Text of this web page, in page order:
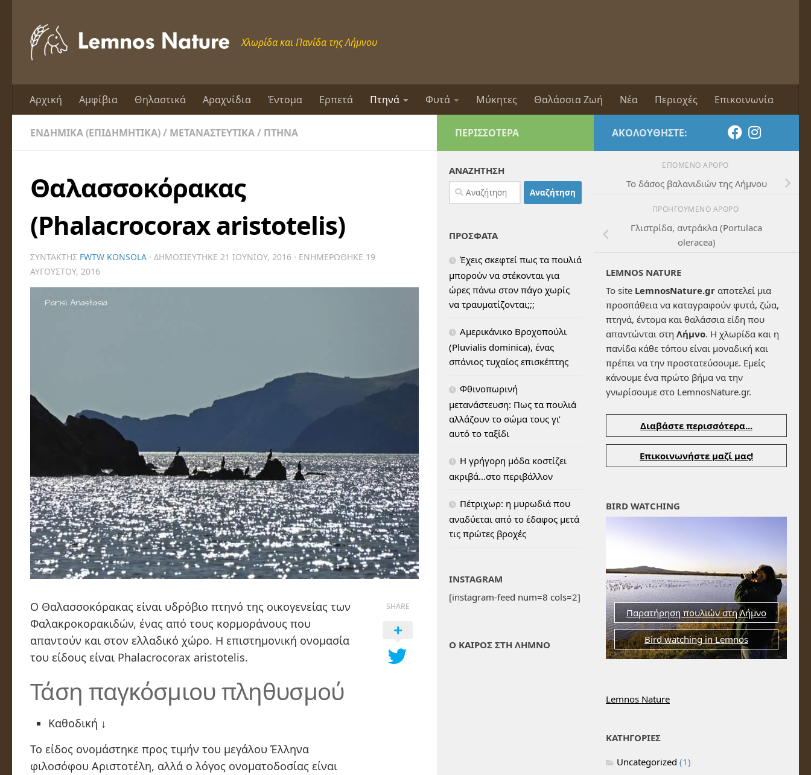
Χλωρίδα και Πανίδα της Λήμνου
Αρχική Αμφίβια Θηλαστικά Αραχνίδια Έντομα Ερπετά Πτηνά Φυτά Μύκητες Θαλάσσια Ζωή Νέα Περιοχές Επικοινωνία
ΕΝΔΗΜΙΚΆ (ΕΠΙΔΗΜΗΤΙΚΆ)/ ΜΕΤΑΝΑΣΤΕΥΤΙΚΆ/ ΠΤΗΝΆ
Θαλασσοκόρακας
(Phalacrocorax aristotelis)
ΣΥΝΤΆΚΤΗΣ FWTW KONSOLA · ΔΗΜΟΣΙΕΎΤΗΚΕ 21 ΙΟΥΝΊΟΥ, 2016 · ΕΝΗΜΕΡΏΘΗΚΕ 19
ΑΥΓΟΎΣΤΟΥ, 2016
Ο Θαλασσοκόρακας είναι υδρόβιο πτηνό της οικογενείας των
Φαλακροκορακιδών, ένας από τους κορμοράνους που
απαντούν και στον ελλαδικό χώρο. Η επιστημονική ονομασία
του είδους είναι Phalacrocorax aristotelis.
Τάση παγκόσμιου πληθυσμού
Καθοδική ↓
Το είδος ονομάστηκε προς τιμήν του μεγάλου Έλληνα
φιλοσόφου Αριστοτέλη, αλλά ο λόγος ονοματοδοσίας είναι
SHARE
ΑΚΟΛΟΥΘΉΣΤΕ:
ΕΠΌΜΕΝΟ ΆΡΘΡΟ
Το δάσος βαλανιδιών της Λήμνου
ΠΡΟΗΓΟΎΜΕΝΟ ΆΡΘΡΟ
Γλιστρίδα, αντράκλα (Portulaca
oleracea)
LEMNOS NATURE
Το site LemnosNature.gr αποτελεί μια
προσπάθεια να καταγραφούν φυτά, ζώα,
πτηνά, έντομα και θαλάσσια είδη που
απαντώνται στη Λήμνο. Η χλωρίδα και η
πανίδα κάθε τόπου είναι μοναδική και
πρέπει να την προστατεύσουμε. Εμείς
κάνουμε ένα πρώτο βήμα να την
γνωρίσουμε στο LemnosNature.gr.
Διαβάστε περισσότερα...
Επικοινωνήστε μαζί μας!
BIRD WATCHING
Παρατήρηση πουλιών στη Λήμνο
Bird watching in Lemnos
Lemnos Nature
ΚΑΤΗΓΟΡΙΕΣ
Uncategorized (1)
ΠΕΡΙΣΣΌΤΕΡΑ
ΑΝΑΖΗΤΗΣΗ
Αναζήτηση
για:
ΠΡΟΣΦΑΤΑ
Έχεις σκεφτεί πως τα πουλιά
μπορούν να στέκονται για
ώρες πάνω στον πάγο χωρίς
να τραυματίζονται;;;
Αμερικάνικο Βροχοπούλι
(Pluvialis dominica), ένας
σπάνιος τυχαίος επισκέπτης
Φθινοπωρινή
μετανάστευση: Πως τα πουλιά
αλλάζουν το σώμα τους γι’
αυτό το ταξίδι
H γρήγορη μόδα κοστίζει
ακριβά…στο περιβάλλον
Πέτριχωρ: η μυρωδιά που
αναδύεται από το έδαφος μετά
τις πρώτες βροχές
INSTAGRAM
[instagram-feed num=8 cols=2]
Ο ΚΑΙΡΟΣ ΣΤΗ ΛΗΜΝΟ